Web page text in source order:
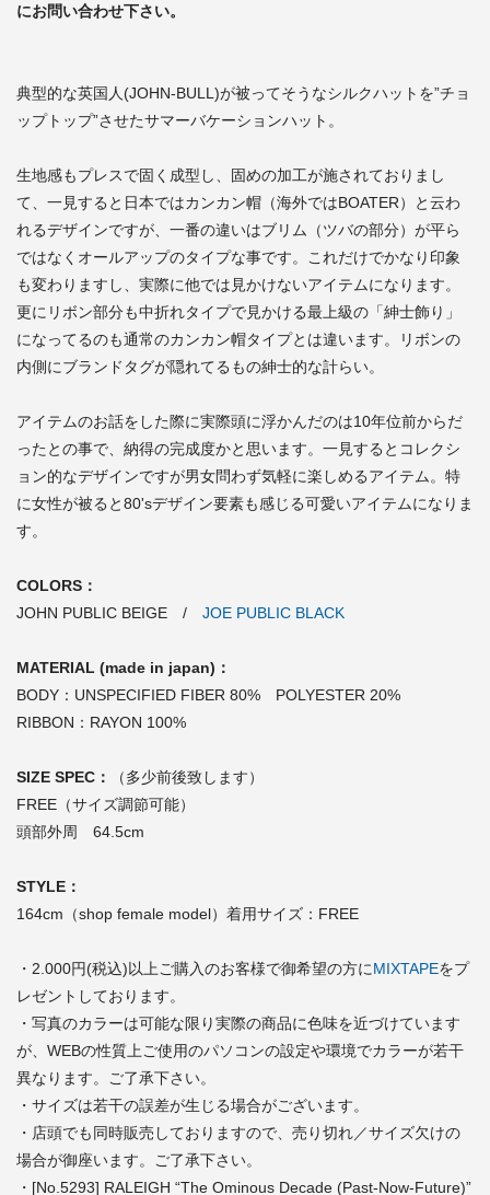
にお問い合わせ下さい。
典型的な英国人(JOHN-BULL)が被ってそうなシルクハットを”チョ
ップトップ”させたサマーバケーションハット。
生地感もプレスで固く成型し、固めの加工が施されておりまし
て、一見すると日本ではカンカン帽（海外ではBOATER）と云わ
れるデザインですが、一番の違いはブリム（ツバの部分）が平ら
ではなくオールアップのタイプな事です。これだけでかなり印象
も変わりますし、実際に他では見かけないアイテムになります。
更にリボン部分も中折れタイプで見かける最上級の「紳士飾り」
になってるのも通常のカンカン帽タイプとは違います。リボンの
内側にブランドタグが隠れてるもの紳士的な計らい。
アイテムのお話をした際に実際頭に浮かんだのは10年位前からだ
ったとの事で、納得の完成度かと思います。一見するとコレクシ
ョン的なデザインですが男女問わず気軽に楽しめるアイテム。特
に女性が被ると80'sデザイン要素も感じる可愛いアイテムになりま
す。
COLORS：
JOHN PUBLIC BEIGE / JOE PUBLIC BLACK
MATERIAL (made in japan)：
BODY：UNSPECIFIED FIBER 80% POLYESTER 20%
RIBBON：RAYON 100%
SIZE SPEC：
（多少前後致します）
FREE（サイズ調節可能）
頭部外周 64.5cm
STYLE：
164cm（shop female model）着用サイズ：FREE
・2.000円(税込)以上ご購入のお客様で御希望の方にMIXTAPEをプ
レゼントしております。
・写真のカラーは可能な限り実際の商品に色味を近づけています
が、WEBの性質上ご使用のパソコンの設定や環境でカラーが若干
異なります。ご了承下さい。
・サイズは若干の誤差が生じる場合がございます。
・店頭でも同時販売しておりますので、売り切れ／サイズ欠けの
場合が御座います。ご了承下さい。
・[No.5293] RALEIGH “The Ominous Decade (Past-Now-Future)”